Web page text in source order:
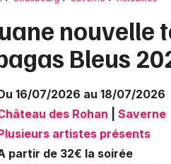
nouvelle
Bleus
16/07/2026 au 18/07/2026
des Rohan
Saverne
artistes présents
partir de 32€ la soirée